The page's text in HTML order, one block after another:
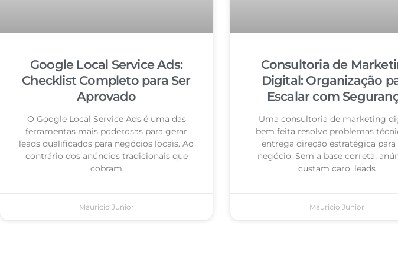
Google Local Service Ads:
Checklist Completo para Ser
Aprovado
O Google Local Service Ads é uma das
ferramentas mais poderosas para gerar
leads qualificados para negócios locais. Ao
contrário dos anúncios tradicionais que
cobram
Mauricio Junior
Consultoria de
Digital: Organização
Escalar com
Uma consultoria de marketing
bem feita resolve problemas
entrega direção estratégica para
negócio. Sem a base correta,
custam caro, leads
Mauricio Junior